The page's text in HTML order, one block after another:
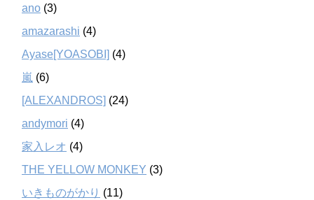
ano (3)
amazarashi (4)
Ayase[YOASOBI] (4)
嵐 (6)
[ALEXANDROS] (24)
andymori (4)
家入レオ (4)
THE YELLOW MONKEY (3)
いきものがかり (11)